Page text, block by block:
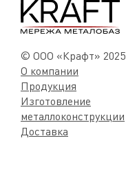
© ООО «Крафт» 2025
О компании
Продукция
Изготовление
металлоконструкции
Доставка